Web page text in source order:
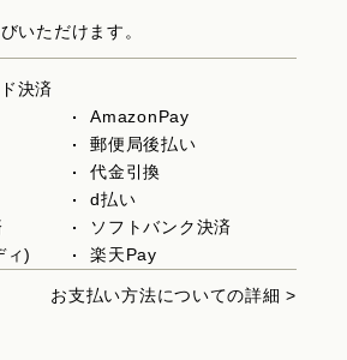
いただけます。
決済
AmazonPay
郵便局後払い
代金引換
d払い
ソフトバンク決済
ィ)
楽天Pay
お支払い方法についての詳細 >